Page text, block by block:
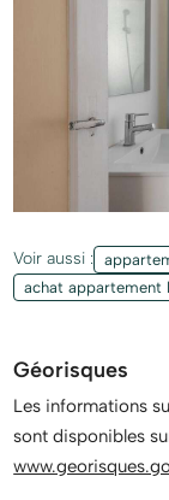
Voir aussi :
achat appartement
Géorisques
Les informations
sont disponibles